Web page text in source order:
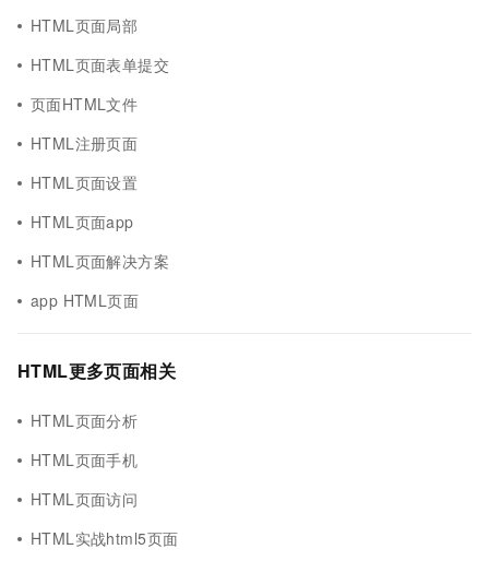
HTML页面局部
HTML页面表单提交
页面HTML文件
HTML注册页面
HTML页面设置
HTML页面app
HTML页面解决方案
app HTML页面
HTML更多页面相关
HTML页面分析
HTML页面手机
HTML页面访问
HTML实战html5页面